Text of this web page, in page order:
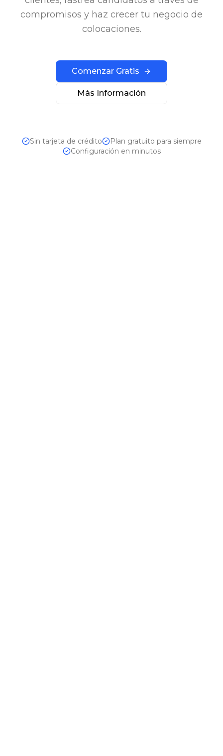
compromisos y haz crecer tu negocio de
colocaciones.
Comenzar Gratis
Más Información
Sin tarjeta de crédito
Plan gratuito para siempre
Configuración en minutos